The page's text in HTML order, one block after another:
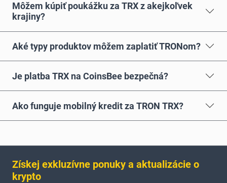
Môžem kúpiť poukážku za TRX z akejkoľvek
krajiny?
Aké typy produktov môžem zaplatiť TRONom?
Je platba TRX na CoinsBee bezpečná?
Ako funguje mobilný kredit za TRON TRX?
Získej exkluzívne ponuky a aktualizácie o
krypto